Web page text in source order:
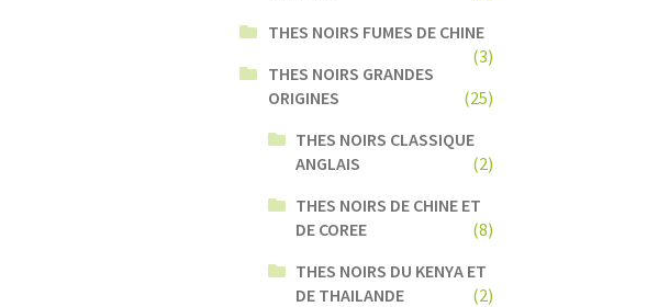
THES NOIRS FUMES DE CHINE
(3)
THES NOIRS GRANDES
ORIGINES
(25)
THES NOIRS CLASSIQUE
ANGLAIS
(2)
THES NOIRS DE CHINE ET
DE COREE
(8)
THES NOIRS DU KENYA ET
DE THAILANDE
(2)